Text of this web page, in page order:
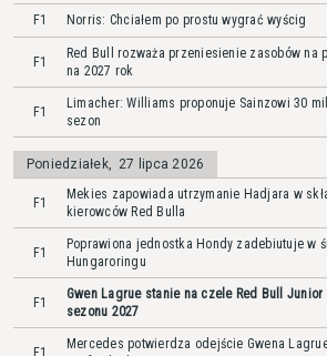
F1 Norris: Chciałem po prostu wygrać wyścig
F1
Red Bull rozważa przeniesienie zasobów na
na 2027 rok
F1
Limacher: Williams proponuje Sainzowi 30
sezon
Poniedziałek, 27 lipca 2026
F1
Mekies zapowiada utrzymanie Hadjara w
kierowców Red Bulla
F1
Poprawiona jednostka Hondy zadebiutuje w
Hungaroringu
F1
Gwen Lagrue stanie na czele Red Bull Junior
sezonu 2027
F1
Mercedes potwierdza odejście Gwena